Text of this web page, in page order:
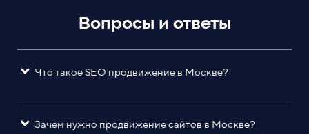
Вопросы и ответы
Что такое SEO продвижение в Москве?
Зачем нужно продвижение сайтов в Москве?